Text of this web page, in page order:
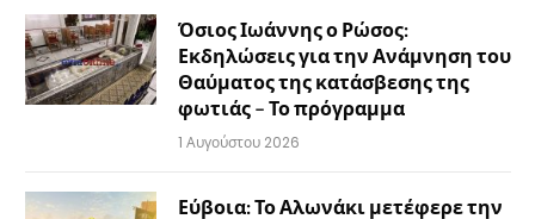
Όσιος Ιωάννης ο Ρώσος:
Εκδηλώσεις για την Ανάμνηση του
Θαύματος της κατάσβεσης της
φωτιάς – Το πρόγραμμα
1 Αυγούστου 2026
Εύβοια: Το Αλωνάκι μετέφερε την